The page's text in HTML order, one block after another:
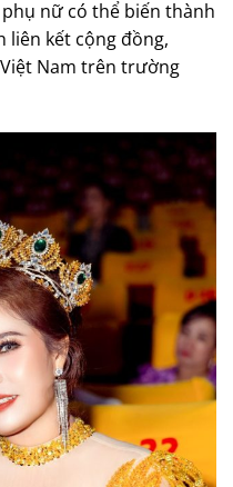
nữ có thể biến thành
liên kết cộng đồng,
Nam trên trường